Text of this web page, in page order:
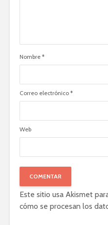
Nombre *
Correo electrónico *
Web
Este sitio usa Akismet
cómo se procesan los